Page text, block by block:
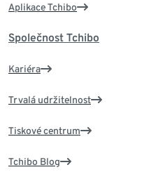
Aplikace Tchibo
Společnost Tchibo
Kariéra
Trvalá udržitelnost
Tiskové centrum
Tchibo Blog